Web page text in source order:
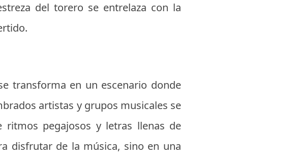
del torero se entrelaza con la
transforma en un escenario donde
artistas y grupos musicales se
pegajosos y letras llenas de
disfrutar de la música, sino en una